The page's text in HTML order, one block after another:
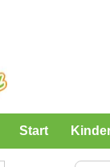
Start